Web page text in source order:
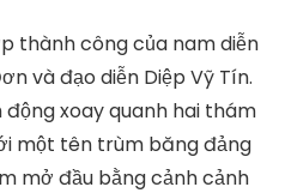
thành công của nam diễn
và đạo diễn Diệp Vỹ Tín.
xoay quanh hai thám
một tên trùm băng đảng
mở đầu bằng cảnh cảnh